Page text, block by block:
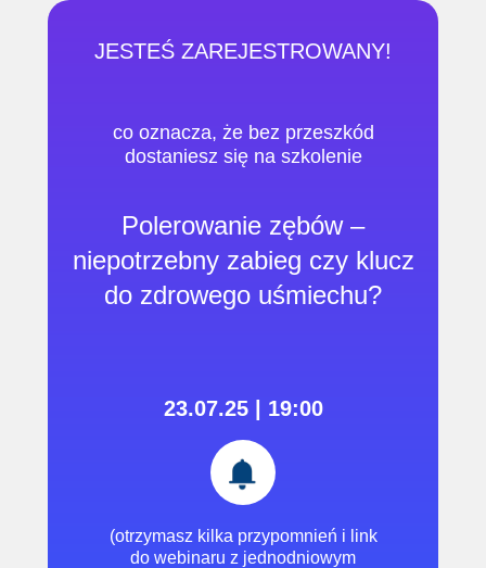
JESTEŚ ZAREJESTROWANY!
co oznacza, że ​​bez przeszkód
dostaniesz się na szkolenie
Polerowanie zębów –
niepotrzebny zabieg czy klucz
do zdrowego uśmiechu?
23.07.25 | 19:00
(otrzymasz kilka przypomnień i link
do webinaru z jednodniowym